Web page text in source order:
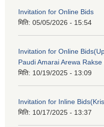
Invitation for Online Bids
मिति: 05/05/2026 - 15:54
Invitation for Online
Paudi Amarai Arewa
मिति: 10/19/2025 - 13:09
Invitation for Inline
मिति: 10/17/2025 - 13:37